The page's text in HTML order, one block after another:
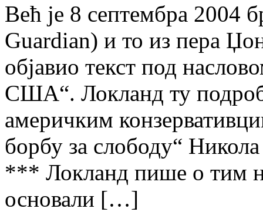
Већ је 8 септембра 2004
Guardian) и то из пера
објавио текст под
США“. Локланд ту
америчким
борбу за слободу“
*** Локланд пише о тим
основали […]